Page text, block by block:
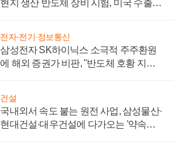
현지 생산 반도체 장비 시험, 미국 수출통
전자·전기·정보통신
삼성전자 SK하이닉스 소극적 주주환원
에 해외 증권가 비판, "반도체 호황 지속
건설
국내외서 속도 붙는 원전 사업, 삼성물산·
현대건설·대우건설에 다가오는 '약속의